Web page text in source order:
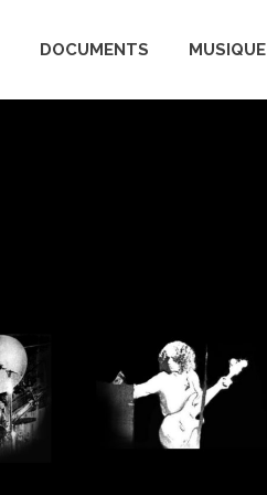
DOCUMENTS MUSIQUE